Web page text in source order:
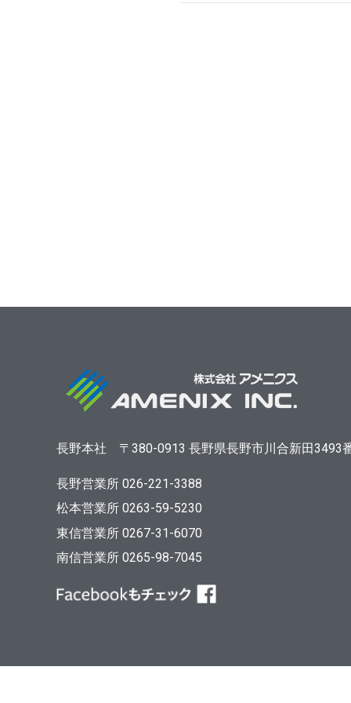
長野本社 〒380-0913 長野県長野市川合新田3493
長野営業所 026-221-3388
松本営業所 0263-59-5230
東信営業所 0267-31-6070
南信営業所 0265-98-7045